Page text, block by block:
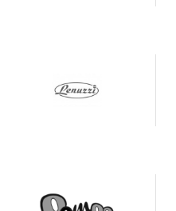
Pompo